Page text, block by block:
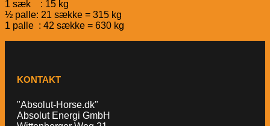
1 sæk : 15 kg
½ palle: 21 sække = 315 kg
1 palle : 42 sække = 630 kg
KONTAKT
"Absolut-Horse.dk"
Absolut Energi GmbH